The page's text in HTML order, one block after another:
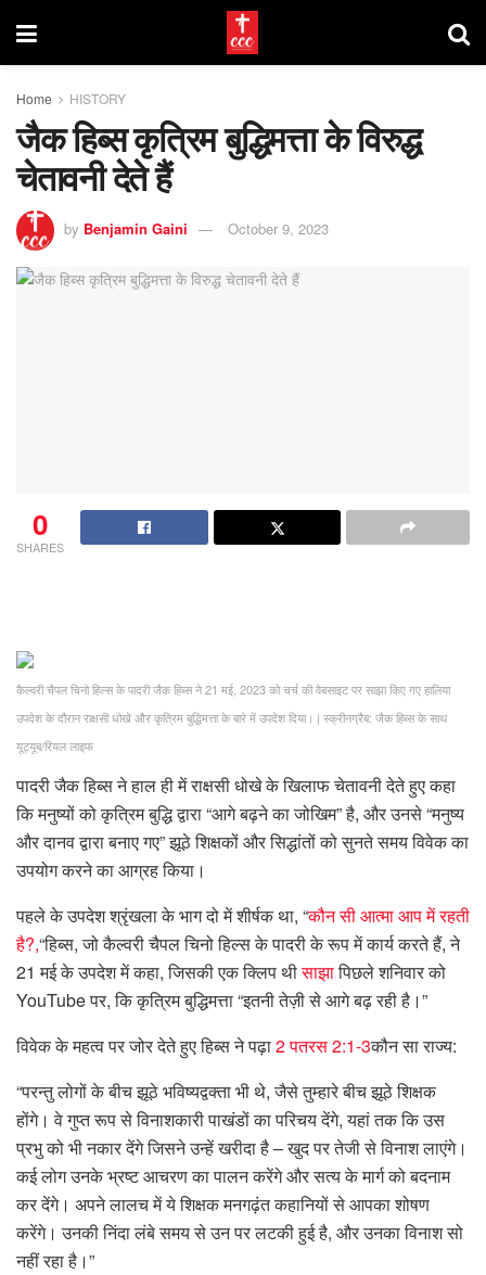
Home HISTORY
जैक हिब्स कृत्रिम बुद्धिमत्ता के विरुद्ध
चेतावनी देते हैं
by Benjamin Gaini October 9, 2023
0
SHARES
कैल्वरी चैपल चिनो हिल्स के पादरी जैक हिब्स ने 21 मई, 2023 को चर्च की वेबसाइट पर साझा किए गए हालिया
उपदेश के दौरान राक्षसी धोखे और कृत्रिम बुद्धिमत्ता के बारे में उपदेश दिया। | स्क्रीनग्रैब: जैक हिब्स के साथ
यूट्यूब/रियल लाइफ
पादरी जैक हिब्स ने हाल ही में राक्षसी धोखे के खिलाफ चेतावनी देते हुए कहा
कि मनुष्यों को कृत्रिम बुद्धि द्वारा “आगे बढ़ने का जोखिम” है, और उनसे “मनुष्य
और दानव द्वारा बनाए गए” झूठे शिक्षकों और सिद्धांतों को सुनते समय विवेक का
उपयोग करने का आग्रह किया।
पहले के उपदेश श्रृंखला के भाग दो में शीर्षक था, “कौन सी आत्मा आप में रहती
है?,“हिब्स, जो कैल्वरी चैपल चिनो हिल्स के पादरी के रूप में कार्य करते हैं, ने
21 मई के उपदेश में कहा, जिसकी एक क्लिप थीसाझापिछले शनिवार को
YouTube पर, कि कृत्रिम बुद्धिमत्ता “इतनी तेज़ी से आगे बढ़ रही है।”
विवेक के महत्व पर जोर देते हुए हिब्स ने पढ़ा2 पतरस 2:1-3कौन सा राज्य:
“परन्तु लोगों के बीच झूठे भविष्यद्वक्ता भी थे, जैसे तुम्हारे बीच झूठे शिक्षक
होंगे। वे गुप्त रूप से विनाशकारी पाखंडों का परिचय देंगे, यहां तक ​​​​कि उस
प्रभु को भी नकार देंगे जिसने उन्हें खरीदा है – खुद पर तेजी से विनाश लाएंगे।
कई लोग उनके भ्रष्ट आचरण का पालन करेंगे और सत्य के मार्ग को बदनाम
कर देंगे। अपने लालच में ये शिक्षक मनगढ़ंत कहानियों से आपका शोषण
करेंगे। उनकी निंदा लंबे समय से उन पर लटकी हुई है, और उनका विनाश सो
नहीं रहा है।”